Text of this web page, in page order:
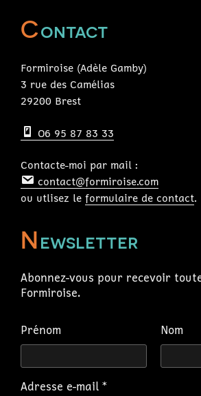
Contact
Formiroise (Adèle Gamby)
3 rue des Camélias
29200 Brest
O6 95 87 83 33
Contacte-moi par mail :
contact@formiroise.com
ou utlisez le formulaire de contact.
Newsletter
Abonnez-vous pour recevoir
Formiroise.
Prénom Nom
Adresse e-mail *